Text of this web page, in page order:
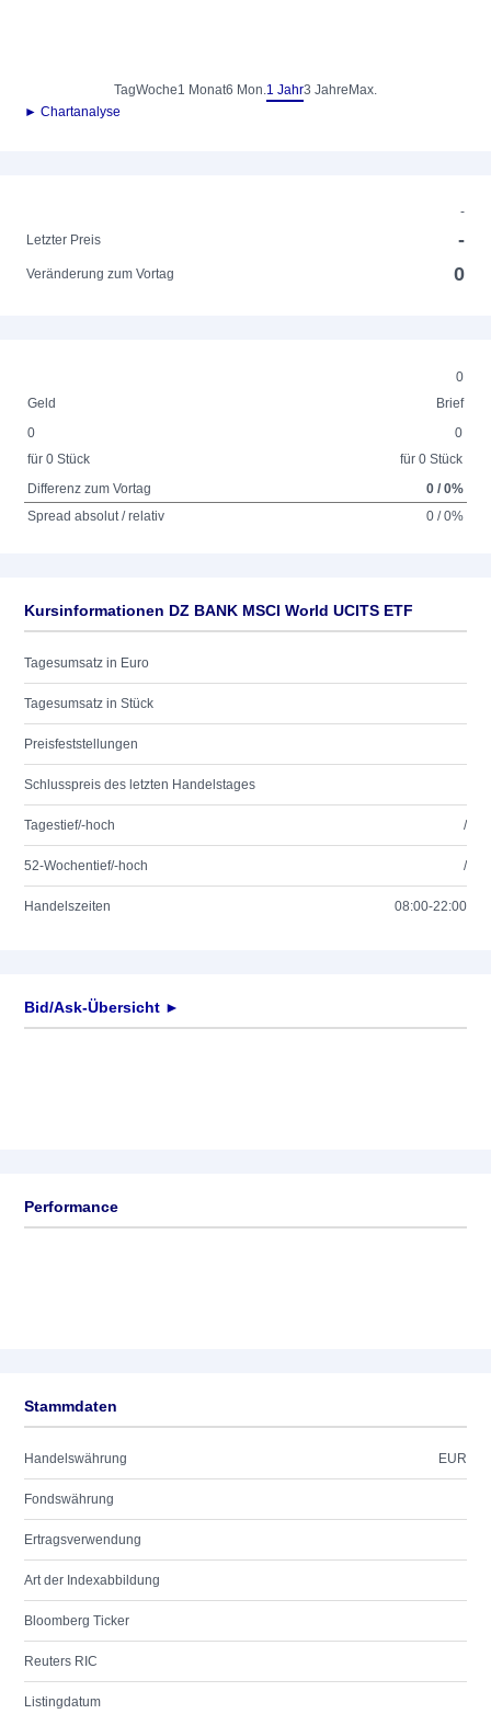
TagWoche1 Monat6 Mon.1 Jahr3 Jahre Max.
► Chartanalyse
-
Letzter Preis
-
Veränderung zum Vortag 0
0
Geld
Brief
0
für 0 Stück
0
für 0 Stück
Differenz zum Vortag
0 / 0%
Spread absolut / relativ
0 / 0%
Kursinformationen DZ BANK MSCI World UCITS ETF
Tagesumsatz in Euro
Tagesumsatz in Stück
Preisfeststellungen
Schlusspreis des letzten Handelstages
Tagestief/-hoch /
52-Wochentief/-hoch /
Handelszeiten 08:00-22:00
Bid/Ask-Übersicht ►
Performance
Stammdaten
Handelswährung EUR
Fondswährung
Ertragsverwendung
Art der Indexabbildung
Bloomberg Ticker
Reuters RIC
Listingdatum